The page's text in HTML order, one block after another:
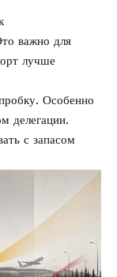
важно для
лучше
Особенно
делегации.
с запасом